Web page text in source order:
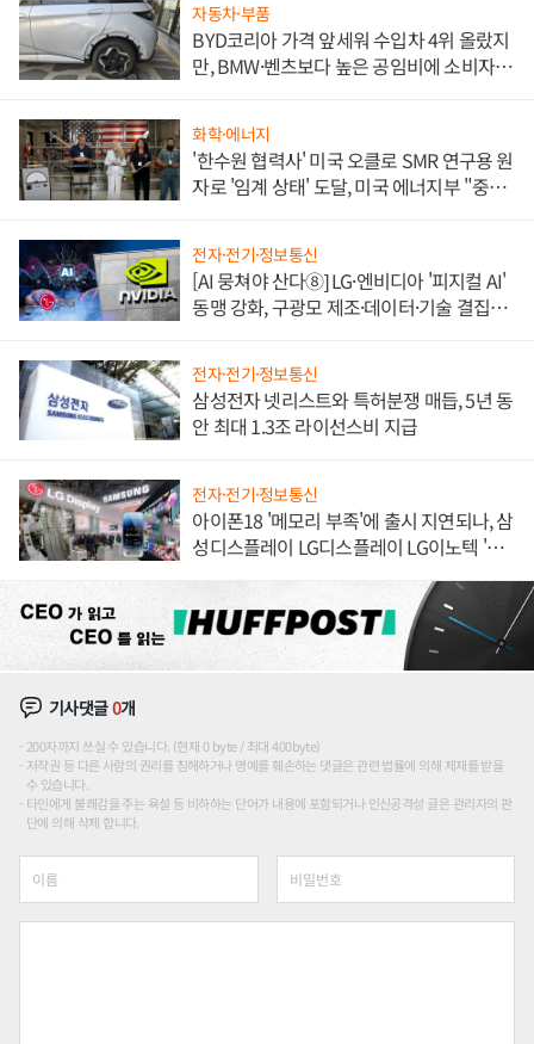
자동차·부품
BYD코리아 가격 앞세워 수입차 4위 올랐지
만, BMW·벤츠보다 높은 공임비에 소비자
화학·에너지
'한수원 협력사' 미국 오클로 SMR 연구용 원
자로 '임계 상태' 도달, 미국 에너지부 "중요
전자·전기·정보통신
[AI 뭉쳐야 산다⑧] LG·엔비디아 '피지컬 AI'
동맹 강화, 구광모 제조·데이터·기술 결집
전자·전기·정보통신
삼성전자 넷리스트와 특허분쟁 매듭, 5년 동
안 최대 1.3조 라이선스비 지급
전자·전기·정보통신
아이폰18 '메모리 부족'에 출시 지연되나, 삼
성디스플레이 LG디스플레이 LG이노텍 '탈
기사댓글0개
200자까지 쓰실 수 있습니다. (현재 0 byte / 최대 400byte)
저작권 등 다른 사람의 권리를 침해하거나 명예를 훼손하는 댓글은 관련 법률에 의해 제재를 받을
수 있습니다.
타인에게 불쾌감을 주는 욕설 등 비하하는 단어가 내용에 포함되거나 인신공격성 글은 관리자의 판
단에 의해 삭제 합니다.